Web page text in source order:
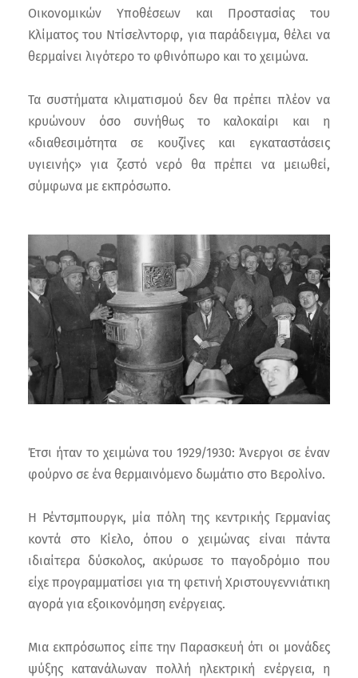
Οικονομικών Υποθέσεων και Προστασίας του
Κλίματος του Ντίσελντορφ, για παράδειγμα, θέλει να
θερμαίνει λιγότερο το φθινόπωρο και το χειμώνα.
Τα συστήματα κλιματισμού δεν θα πρέπει πλέον να
κρυώνουν όσο συνήθως το καλοκαίρι και η
«διαθεσιμότητα σε κουζίνες και εγκαταστάσεις
υγιεινής» για ζεστό νερό θα πρέπει να μειωθεί,
σύμφωνα με εκπρόσωπο.
Έτσι ήταν το χειμώνα του 1929/1930: Άνεργοι σε έναν
φούρνο σε ένα θερμαινόμενο δωμάτιο στο Βερολίνο.
Η Ρέντσμπουργκ, μία πόλη της κεντρικής Γερμανίας
κοντά στο Κίελο, όπου ο χειμώνας είναι πάντα
ιδιαίτερα δύσκολος, ακύρωσε το παγοδρόμιο που
είχε προγραμματίσει για τη φετινή Χριστουγεννιάτικη
αγορά για εξοικονόμηση ενέργειας.
Μια εκπρόσωπος είπε την Παρασκευή ότι οι μονάδες
ψύξης κατανάλωναν πολλή ηλεκτρική ενέργεια, η